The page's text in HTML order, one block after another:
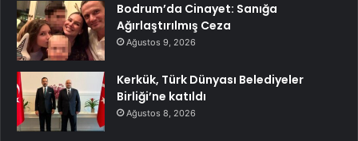
Bodrum’da Cinayet: Sanığa
Ağırlaştırılmış Ceza
Ağustos 9, 2026
Kerkük, Türk Dünyası Belediyeler
Birliği’ne katıldı
Ağustos 8, 2026